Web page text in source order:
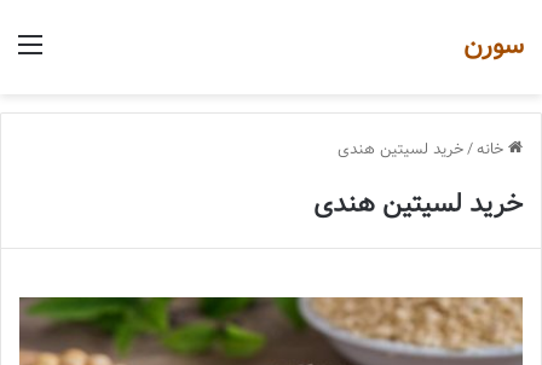
سورن
خانه/خرید لسیتین هندی
خرید لسیتین هندی